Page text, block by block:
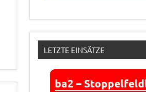
LETZTE EINSÄTZE
ba2 –